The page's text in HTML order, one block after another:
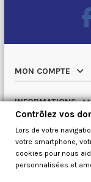
MON COMPTE
INFORMATIONS
NOTRE
QUI SOMMES
Contrôlez vos
Lors de votre
votre smartphone,
cookies pour nous
personnalisées et